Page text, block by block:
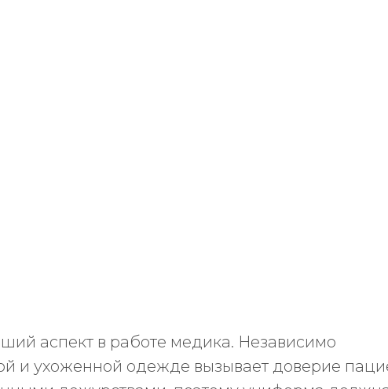
аспект в работе медика. Независимо
и ухоженной одежде вызывает доверие